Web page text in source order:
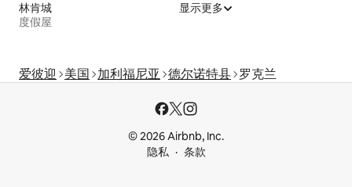
林肯城
度假屋
显示更多
爱彼迎 美国 加利福尼亚 德尔诺特县 罗克兰
© 2026 Airbnb, Inc.
隐私
条款